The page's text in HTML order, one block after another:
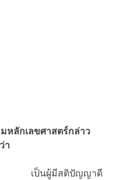
หลักเลขศาสตร์กล่าว
า